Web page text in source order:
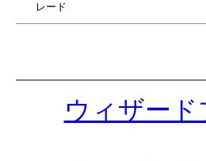
レード
ウィザー